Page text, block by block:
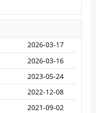
2026-03-17
2026-03-16
2023-05-24
2022-12-08
2021-09-02